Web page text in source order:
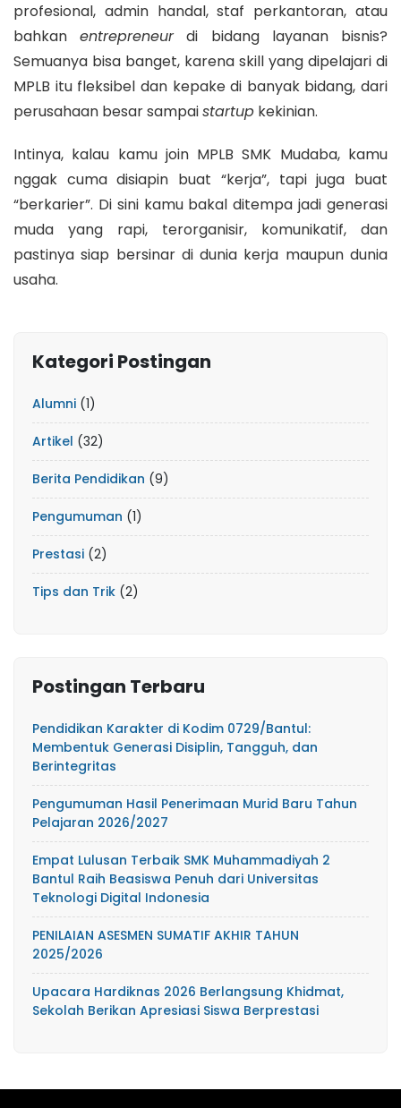
profesional, admin handal, staf perkantoran, atau
bahkanentrepreneurdi bidang layanan bisnis?
Semuanya bisa banget, karena skill yang dipelajari di
MPLB itu fleksibel dan kepake di banyak bidang, dari
perusahaan besar sampaistartup kekinian.
Intinya, kalau kamu join MPLB SMK Mudaba, kamu
nggak cuma disiapin buat “kerja”, tapi juga buat
“berkarier”. Di sini kamu bakal ditempa jadi generasi
muda yang rapi, terorganisir, komunikatif, dan
pastinya siap bersinar di dunia kerja maupun dunia
usaha.
Kategori Postingan
Alumni (1)
Artikel (32)
Berita Pendidikan (9)
Pengumuman (1)
Prestasi (2)
Tips dan Trik (2)
Postingan Terbaru
Pendidikan Karakter di Kodim 0729/Bantul:
Membentuk Generasi Disiplin, Tangguh, dan
Berintegritas
Pengumuman Hasil Penerimaan Murid Baru Tahun
Pelajaran 2026/2027
Empat Lulusan Terbaik SMK Muhammadiyah 2
Bantul Raih Beasiswa Penuh dari Universitas
Teknologi Digital Indonesia
PENILAIAN ASESMEN SUMATIF AKHIR TAHUN
2025/2026
Upacara Hardiknas 2026 Berlangsung Khidmat,
Sekolah Berikan Apresiasi Siswa Berprestasi